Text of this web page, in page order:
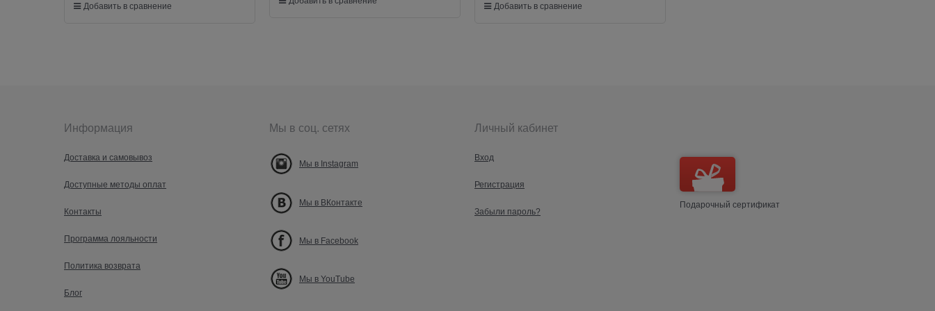
Добавить в сравнение Добавить в сравнение
Информация
Доставка и самовывоз
Доступные методы оплат
Контакты
Программа лояльности
Политика возврата
Блог
Мы в соц. сетях
Мы в Instagram
Мы в ВКонтакте
Мы в Facebook
Мы в YouTube
Личный кабинет
Вход
Регистрация
Забыли пароль?
Подарочный сертификат